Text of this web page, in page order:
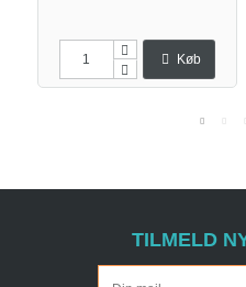
Køb
TILMELD